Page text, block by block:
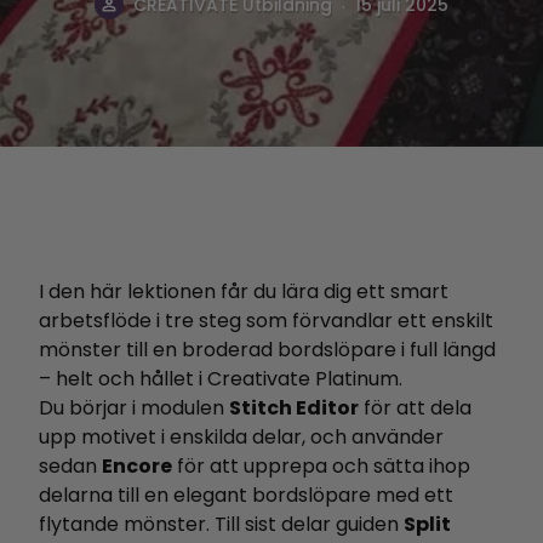
I den här lektionen får du lära dig ett smart
arbetsflöde i tre steg som förvandlar ett enskilt
mönster till en broderad bordslöpare i full längd
– helt och hållet i Creativate Platinum.
Du börjar i modulen Stitch Editor för att dela
upp motivet i enskilda delar, och använder
sedan Encore för att upprepa och sätta ihop
delarna till en elegant bordslöpare med ett
flytande mönster. Till sist delar guiden Split